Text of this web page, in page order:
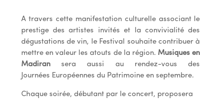
A travers cette manifestation culturelle associant le
prestige des artistes invités et la convivialité des
dégustations de vin, le Festival souhaite contribuer à
mettre en valeur les atouts de la région. Musiques en
Madiransera aussi au rendez-vous des
Journées Européennes du Patrimoine en septembre.
Chaque soirée, débutant par le concert, proposera